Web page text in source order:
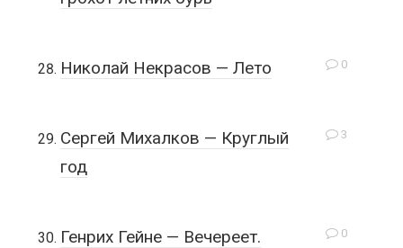
0
Николай Некрасов — Лето
3
Сергей Михалков — Круглый
год
0
Генрих Гейне — Вечереет.